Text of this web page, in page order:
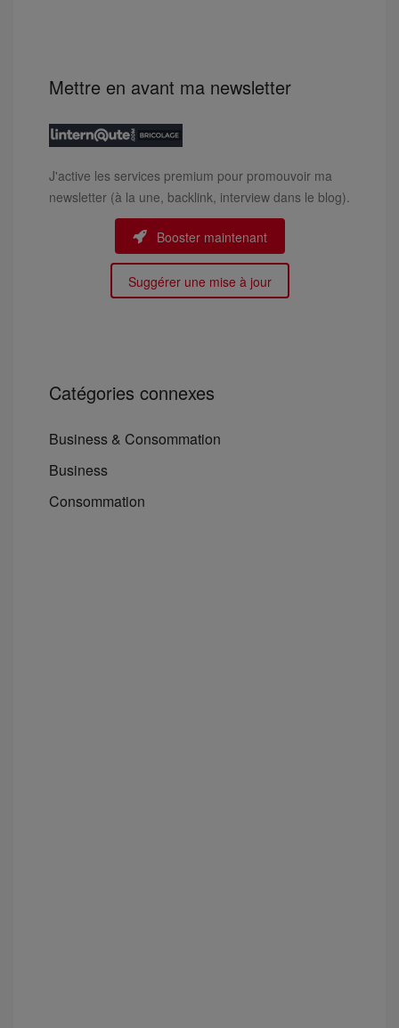
Mettre en avant ma newsletter
J'active les services premium pour promouvoir ma
newsletter (à la une, backlink, interview dans le blog).
Booster maintenant
Suggérer une mise à jour
Catégories connexes
Business & Consommation
Business
Consommation